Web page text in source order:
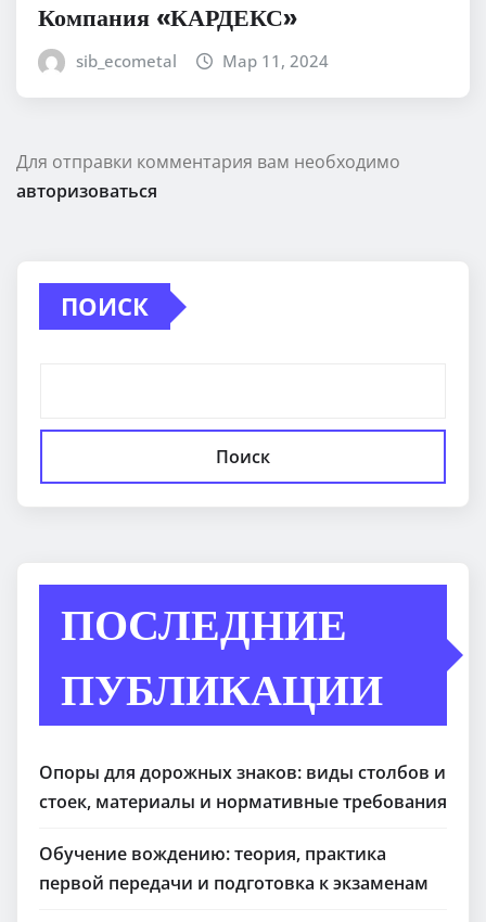
Компания «КАРДЕКС»
sib_ecometal Мар 11, 2024
Для отправки комментария вам необходимо
авторизоваться
ПОИСК
Поиск
ПОСЛЕДНИЕ
ПУБЛИКАЦИИ
Опоры для дорожных знаков: виды столбов и
стоек, материалы и нормативные требования
Обучение вождению: теория, практика
первой передачи и подготовка к экзаменам